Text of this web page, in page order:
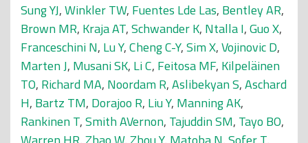
Sung YJ,Winkler TW, Fuentes Lde Las, Bentley AR,
Brown MR, Kraja AT,Schwander K, Ntalla I,Guo X,
Franceschini N, Lu Y,Cheng C-Y,Sim X,Vojinovic D,
Marten J, Musani SK, Li C, Feitosa MF, Kilpeläinen
TO, Richard MA, Noordam R,Aslibekyan S,Aschard
H, Bartz TM, Dorajoo R, Liu Y, Manning AK,
Rankinen T,Smith AVernon, Tajuddin SM, Tayo BO,